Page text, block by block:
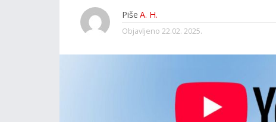
Piše A. H.
Objavljeno 22.02. 2025.